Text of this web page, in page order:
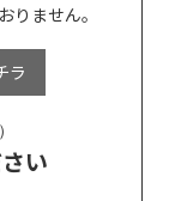
りません。
ラ
い